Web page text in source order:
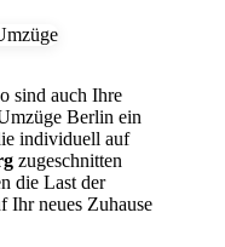
sind auch Ihre
Berlin ein
individuell auf
zugeschnitten
die Last der
Ihr neues Zuhause